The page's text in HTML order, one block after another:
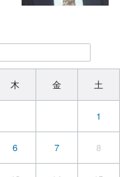
木 金 土
1
6 7 8